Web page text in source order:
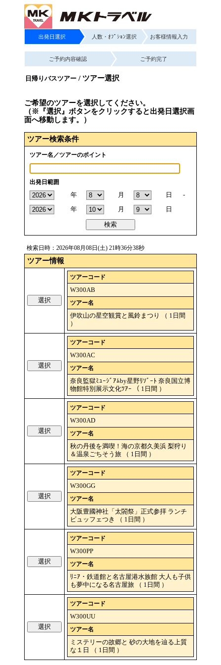
出発日選択 人数・ｵﾌﾟｼｮﾝ選択 お客様情報入力
ご予約内容確認 ご予約完了
日帰りバスツアー / ツアー選択
ご希望のツアーを選択してください。
（※『選択』ボタンをクリックすると出発日選択画
面へ移動します。）
ツアー検索条件
ツアー名／ツアーのポイント
出発日範囲
年 月 日
-
年
月 日
検索
検索日時：2026年08月08日(土) 21時36分38秒
ツアー情報
選択
ツアーコード
W300AB
ツアー名
伊吹山の星空観賞と風鈴まつり （ 1日間
）
選択
ツアーコード
W300AC
ツアー名
奈良監獄ﾐｭｰｼﾞｱﾑby星野ﾘｿﾞｰﾄ 奈良国立博
物館特別展示文化ﾂｱｰ （ 1日間 ）
選択
ツアーコード
W300AD
ツアー名
秋の丹後を満喫！海の京都久美浜 梨狩り
＆温泉ごちそう旅 （ 1日間 ）
選択
ツアーコード
W300GG
ツアー名
大阪豊國神社「太閤祭」正式参拝 ランチ
ビュッフェつき （ 1日間 ）
選択
ツアーコード
W300PP
ツアー名
ﾘﾆｱ・鉄道館と名古屋港水族館 大人も子供
も夢中になる名古屋旅 （ 1日間 ）
選択
ツアーコード
W300UU
ツアー名
ミステリーの故郷と 砂の大地を辿る上質
な１日 （ 1日間 ）